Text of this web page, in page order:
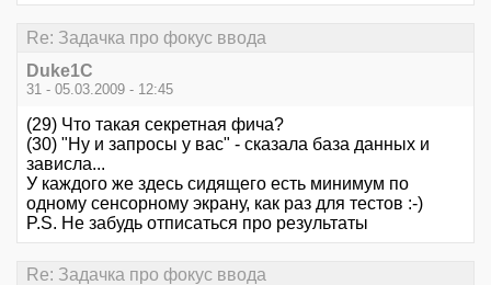
Re: Задачка про фокус ввода
Duke1C
31 - 05.03.2009 - 12:45
(29) Что такая секретная фича?
(30) "Ну и запросы у вас" - сказала база данных и
зависла...
У каждого же здесь сидящего есть минимум по
одному сенсорному экрану, как раз для тестов :-)
P.S. Не забудь отписаться про результаты
Re: Задачка про фокус ввода